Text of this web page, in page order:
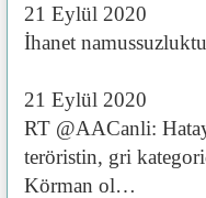
21 Eylül 2020
İhanet
21 Eylül 2020
RT @AACanli:
teröristin, gri
Körman ol…